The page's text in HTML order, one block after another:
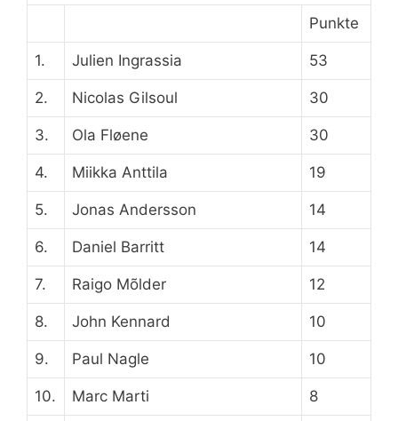
Punkte
1. Julien Ingrassia 53
2. Nicolas Gilsoul 30
3. Ola Fløene 30
4. Miikka Anttila 19
5. Jonas Andersson 14
6. Daniel Barritt 14
7. Raigo Mõlder 12
8. John Kennard 10
9. Paul Nagle 10
10. Marc Marti 8